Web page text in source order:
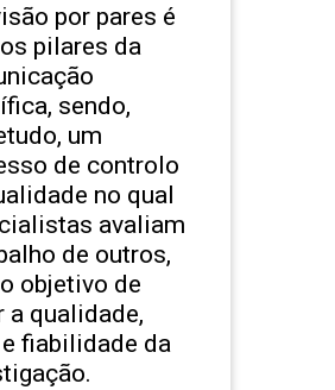
por pares é
pilares da
sendo,
um
de controlo
no qual
avaliam
de outros,
objetivo de
a qualidade,
fiabilidade da